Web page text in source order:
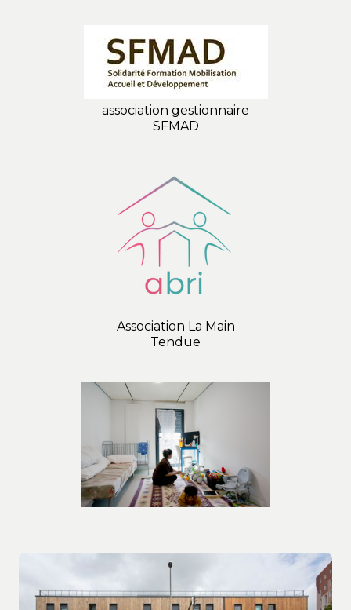
association gestionnaire
SFMAD
Association La Main
Tendue